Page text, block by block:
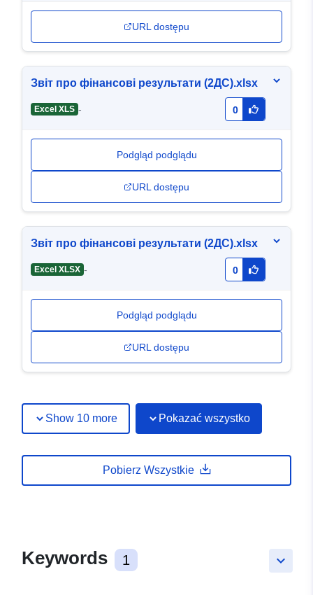
URL dostępu
Звіт про фінансові результати (2ДС).xlsx
Excel XLS - 0
Podgląd podglądu
URL dostępu
Звіт про фінансові результати (2ДС).xlsx
Excel XLSX - 0
Podgląd podglądu
URL dostępu
Show 10 more Pokazać wszystko
Pobierz Wszystkie
keyboard_arrow_down
Keywords 1